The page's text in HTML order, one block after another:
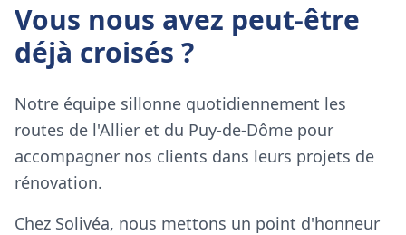
Vous nous avez peut-être
déjà croisés ?
Notre équipe sillonne quotidiennement les
routes de l'Allier et du Puy-de-Dôme pour
accompagner nos clients dans leurs projets de
rénovation.
Chez Solivéa, nous mettons un point d'honneur